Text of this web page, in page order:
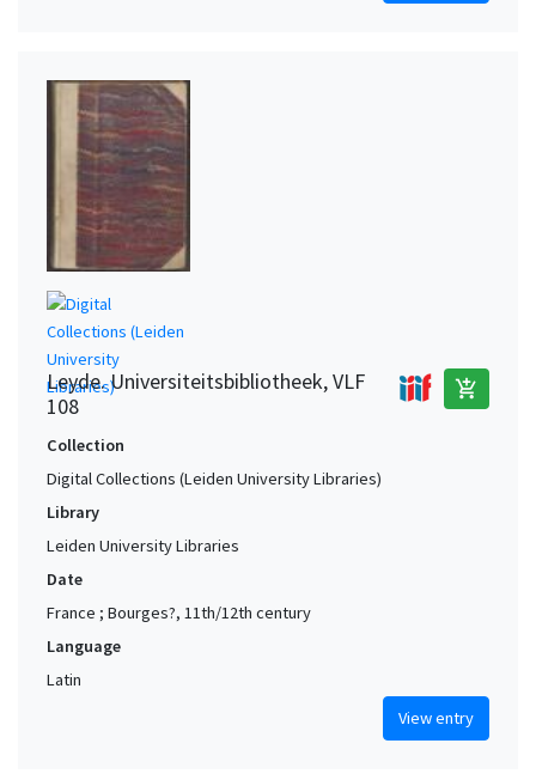
Leyde. Universiteitsbibliotheek, VLF
108
add_shopping_cart
Collection
Digital Collections (Leiden University Libraries)
Library
Leiden University Libraries
Date
France ; Bourges?, 11th/12th century
Language
Latin
View entry